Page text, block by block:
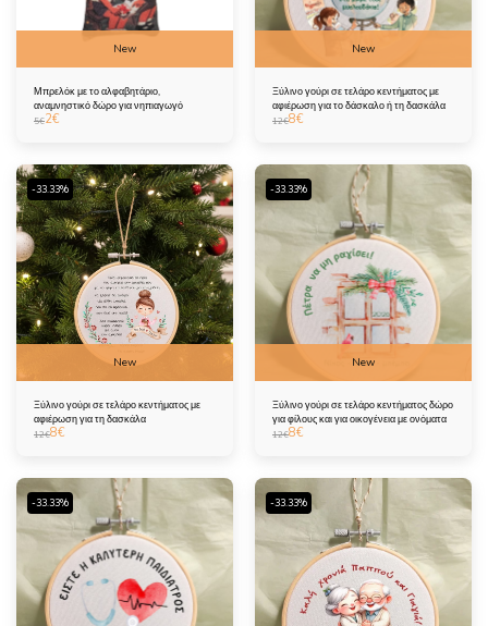
New
Μπρελόκ με το αλφαβητάριο,
αναμνηστικό δώρο για νηπιαγωγό
5€2€
New
Ξύλινο γούρι σε τελάρο κεντήματος με
αφιέρωση για το δάσκαλο ή τη δασκάλα
12€8€
New
-33.33%
Ξύλινο γούρι σε τελάρο κεντήματος με
αφιέρωση για τη δασκάλα
12€8€
New
-33.33%
Ξύλινο γούρι σε τελάρο κεντήματος δώρο
για φίλους και για οικογένεια με ονόματα
12€8€
-33.33% -33.33%